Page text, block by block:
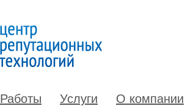
Работы Услуги О компании